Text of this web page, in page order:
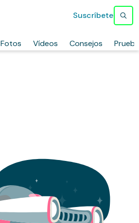
Fotos Vídeos Consejos
Suscríbete